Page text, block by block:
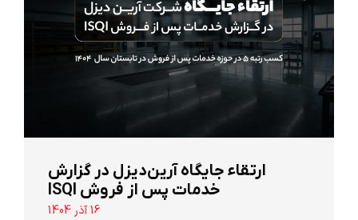
ارتقاء جایگاه آرین‌دیزل در گزارش
خدمات پس از فروش ISQI
16 آذر 1404